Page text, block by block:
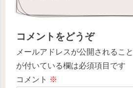
コメントをどうぞ
メールアドレスが公開されるこ
が付いている欄は必須項目です
コメント ※